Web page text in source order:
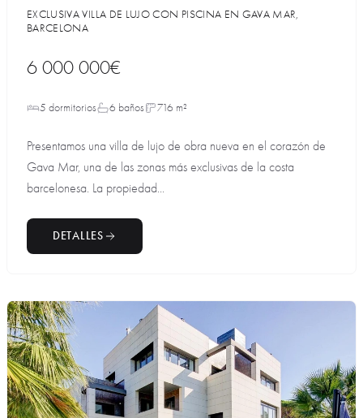
EXCLUSIVA VILLA DE LUJO CON PISCINA EN GAVA MAR,
BARCELONA
6 000 000€
5 dormitorios 6 baños 716 m²
Presentamos una villa de lujo de obra nueva en el corazón de
Gava Mar, una de las zonas más exclusivas de la costa
barcelonesa. La propiedad...
DETALLES